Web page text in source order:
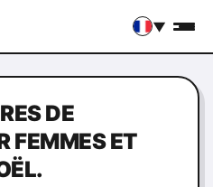
▼
DE
FEMMES ET